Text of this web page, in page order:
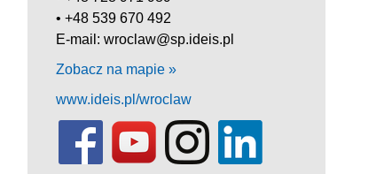
• +48 539 670 492
E-mail: wroclaw@sp.ideis.pl
Zobacz na mapie »
www.ideis.pl/wroclaw